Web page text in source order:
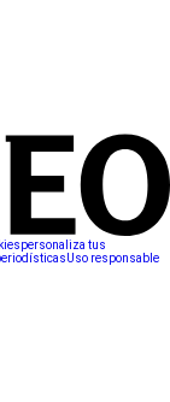
personaliza tus
Uso responsable